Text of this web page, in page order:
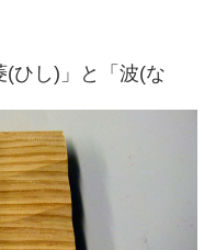
ひし)」と「波(な